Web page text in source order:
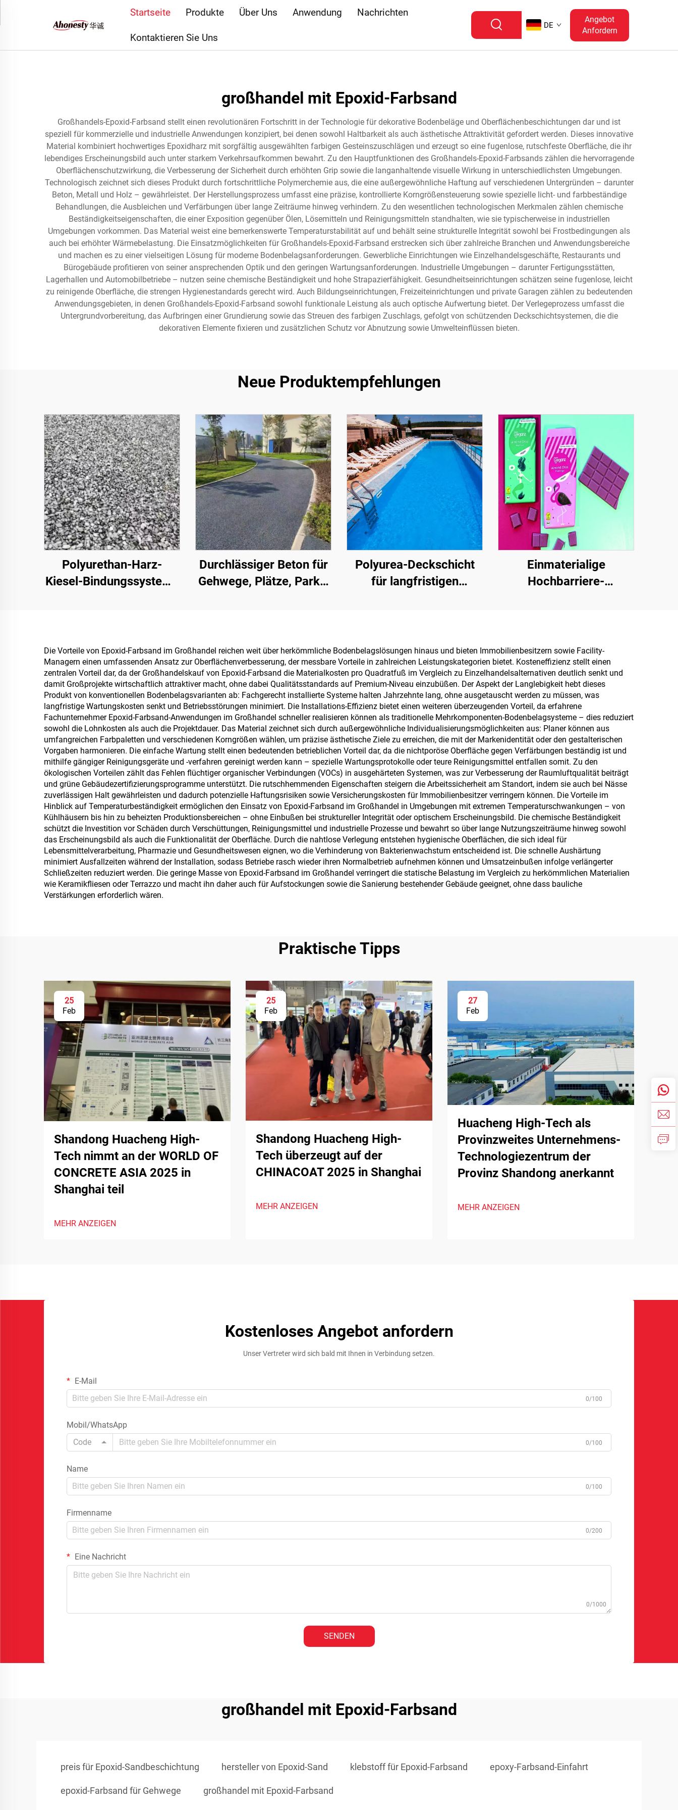
Startseite Produkte Über Uns Anwendung Nachrichten
Kontaktieren Sie Uns
DE
Angebot
Anfordern
großhandel mit Epoxid-Farbsand
Großhandels-Epoxid-Farbsand stellt einen revolutionären Fortschritt in der Technologie für dekorative Bodenbeläge und Oberflächenbeschichtungen dar und ist
speziell für kommerzielle und industrielle Anwendungen konzipiert, bei denen sowohl Haltbarkeit als auch ästhetische Attraktivität gefordert werden. Dieses innovative
Material kombiniert hochwertiges Epoxidharz mit sorgfältig ausgewählten farbigen Gesteinszuschlägen und erzeugt so eine fugenlose, rutschfeste Oberfläche, die ihr
lebendiges Erscheinungsbild auch unter starkem Verkehrsaufkommen bewahrt. Zu den Hauptfunktionen des Großhandels-Epoxid-Farbsands zählen die hervorragende
Oberflächenschutzwirkung, die Verbesserung der Sicherheit durch erhöhten Grip sowie die langanhaltende visuelle Wirkung in unterschiedlichsten Umgebungen.
Technologisch zeichnet sich dieses Produkt durch fortschrittliche Polymerchemie aus, die eine außergewöhnliche Haftung auf verschiedenen Untergründen – darunter
Beton, Metall und Holz – gewährleistet. Der Herstellungsprozess umfasst eine präzise, kontrollierte Korngrößensteuerung sowie spezielle licht- und farbbeständige
Behandlungen, die Ausbleichen und Verfärbungen über lange Zeiträume hinweg verhindern. Zu den wesentlichen technologischen Merkmalen zählen chemische
Beständigkeitseigenschaften, die einer Exposition gegenüber Ölen, Lösemitteln und Reinigungsmitteln standhalten, wie sie typischerweise in industriellen
Umgebungen vorkommen. Das Material weist eine bemerkenswerte Temperaturstabilität auf und behält seine strukturelle Integrität sowohl bei Frostbedingungen als
auch bei erhöhter Wärmebelastung. Die Einsatzmöglichkeiten für Großhandels-Epoxid-Farbsand erstrecken sich über zahlreiche Branchen und Anwendungsbereiche
und machen es zu einer vielseitigen Lösung für moderne Bodenbelagsanforderungen. Gewerbliche Einrichtungen wie Einzelhandelsgeschäfte, Restaurants und
Bürogebäude profitieren von seiner ansprechenden Optik und den geringen Wartungsanforderungen. Industrielle Umgebungen – darunter Fertigungsstätten,
Lagerhallen und Automobilbetriebe – nutzen seine chemische Beständigkeit und hohe Strapazierfähigkeit. Gesundheitseinrichtungen schätzen seine fugenlose, leicht
zu reinigende Oberfläche, die strengen Hygienestandards gerecht wird. Auch Bildungseinrichtungen, Freizeiteinrichtungen und private Garagen zählen zu bedeutenden
Anwendungsgebieten, in denen Großhandels-Epoxid-Farbsand sowohl funktionale Leistung als auch optische Aufwertung bietet. Der Verlegeprozess umfasst die
Untergrundvorbereitung, das Aufbringen einer Grundierung sowie das Streuen des farbigen Zuschlags, gefolgt von schützenden Deckschichtsystemen, die die
dekorativen Elemente fixieren und zusätzlichen Schutz vor Abnutzung sowie Umwelteinflüssen bieten.
Neue Produktempfehlungen
Polyurethan-Harz-
Kiesel-Bindungssystem |
und Dekoration
Durchlässiger Beton für
Gehwege, Plätze, Parks,
den Aufbau einer
Schwammstadt
Polyurea-Deckschicht
für langfristigen
Einmaterialige
Hochbarriere-
Kaffee, Nüssen,
Schokolade, Gebäck und
Gewürzen
Die Vorteile von Epoxid-Farbsand im Großhandel reichen weit über herkömmliche Bodenbelagslösungen hinaus und bieten Immobilienbesitzern sowie Facility-
Managern einen umfassenden Ansatz zur Oberflächenverbesserung, der messbare Vorteile in zahlreichen Leistungskategorien bietet. Kosteneffizienz stellt einen
zentralen Vorteil dar, da der Großhandelskauf von Epoxid-Farbsand die Materialkosten pro Quadratfuß im Vergleich zu Einzelhandelsalternativen deutlich senkt und
damit Großprojekte wirtschaftlich attraktiver macht, ohne dabei Qualitätsstandards auf Premium-Niveau einzubüßen. Der Aspekt der Langlebigkeit hebt dieses
Produkt von konventionellen Bodenbelagsvarianten ab: Fachgerecht installierte Systeme halten Jahrzehnte lang, ohne ausgetauscht werden zu müssen, was
langfristige Wartungskosten senkt und Betriebsstörungen minimiert. Die Installations-Effizienz bietet einen weiteren überzeugenden Vorteil, da erfahrene
Fachunternehmer Epoxid-Farbsand-Anwendungen im Großhandel schneller realisieren können als traditionelle Mehrkomponenten-Bodenbelagsysteme – dies reduziert
sowohl die Lohnkosten als auch die Projektdauer. Das Material zeichnet sich durch außergewöhnliche Individualisierungsmöglichkeiten aus: Planer können aus
umfangreichen Farbpaletten und verschiedenen Korngrößen wählen, um präzise ästhetische Ziele zu erreichen, die mit der Markenidentität oder den gestalterischen
Vorgaben harmonieren. Die einfache Wartung stellt einen bedeutenden betrieblichen Vorteil dar, da die nichtporöse Oberfläche gegen Verfärbungen beständig ist und
mithilfe gängiger Reinigungsgeräte und -verfahren gereinigt werden kann – spezielle Wartungsprotokolle oder teure Reinigungsmittel entfallen somit. Zu den
ökologischen Vorteilen zählt das Fehlen flüchtiger organischer Verbindungen (VOCs) in ausgehärteten Systemen, was zur Verbesserung der Raumluftqualität beiträgt
und grüne Gebäudezertifizierungsprogramme unterstützt. Die rutschhemmenden Eigenschaften steigern die Arbeitssicherheit am Standort, indem sie auch bei Nässe
zuverlässigen Halt gewährleisten und dadurch potenzielle Haftungsrisiken sowie Versicherungskosten für Immobilienbesitzer verringern können. Die Vorteile im
Hinblick auf Temperaturbeständigkeit ermöglichen den Einsatz von Epoxid-Farbsand im Großhandel in Umgebungen mit extremen Temperaturschwankungen – von
Kühlhäusern bis hin zu beheizten Produktionsbereichen – ohne Einbußen bei struktureller Integrität oder optischem Erscheinungsbild. Die chemische Beständigkeit
schützt die Investition vor Schäden durch Verschüttungen, Reinigungsmittel und industrielle Prozesse und bewahrt so über lange Nutzungszeiträume hinweg sowohl
das Erscheinungsbild als auch die Funktionalität der Oberfläche. Durch die nahtlose Verlegung entstehen hygienische Oberflächen, die sich ideal für
Lebensmittelverarbeitung, Pharmazie und Gesundheitswesen eignen, wo die Verhinderung von Bakterienwachstum entscheidend ist. Die schnelle Aushärtung
minimiert Ausfallzeiten während der Installation, sodass Betriebe rasch wieder ihren Normalbetrieb aufnehmen können und Umsatzeinbußen infolge verlängerter
Schließzeiten reduziert werden. Die geringe Masse von Epoxid-Farbsand im Großhandel verringert die statische Belastung im Vergleich zu herkömmlichen Materialien
wie Keramikfliesen oder Terrazzo und macht ihn daher auch für Aufstockungen sowie die Sanierung bestehender Gebäude geeignet, ohne dass bauliche
Verstärkungen erforderlich wären.
Praktische Tipps
25
Feb
Shandong Huacheng High-
Tech nimmt an der WORLD OF
CONCRETE ASIA 2025 in
Shanghai teil
MEHR ANZEIGEN
25
Feb
Shandong Huacheng High-
Tech überzeugt auf der
CHINACOAT 2025 in Shanghai
MEHR ANZEIGEN
27
Feb
Huacheng High-Tech als
Provinzweites Unternehmens-
Technologiezentrum der
Provinz Shandong anerkannt
MEHR ANZEIGEN
Kostenloses Angebot anfordern
Unser Vertreter wird sich bald mit Ihnen in Verbindung setzen.
E-Mail
0/100
Mobil/WhatsApp
Code
0/100
Name
0/100
Firmenname
0/200
Eine Nachricht
0/1000
SENDEN
großhandel mit Epoxid-Farbsand
preis für Epoxid-Sandbeschichtung hersteller von Epoxid-Sand klebstoff für Epoxid-Farbsand epoxy-Farbsand-Einfahrt
epoxid-Farbsand für Gehwege großhandel mit Epoxid-Farbsand